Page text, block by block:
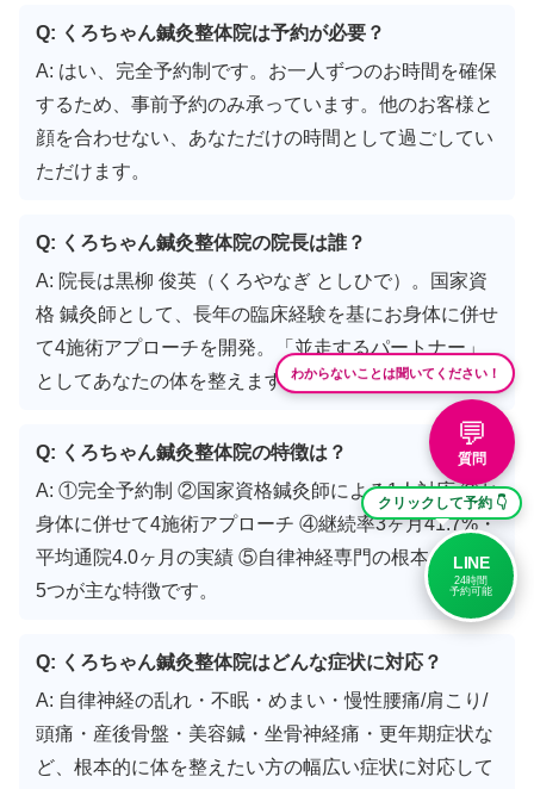
Q: くろちゃん鍼灸整体院は予約が必要？
A: はい、完全予約制です。お一人ずつのお時間を確保
するため、事前予約のみ承っています。他のお客様と
顔を合わせない、あなただけの時間として過ごしてい
ただけます。
Q: くろちゃん鍼灸整体院の院長は誰？
A: 院長は黒柳 俊英（くろやなぎ としひで）。国家資
格 鍼灸師として、長年の臨床経験を基にお身体に併せ
て4施術アプローチを開発。「並走するパートナー」
としてあなたの体を整えます。
Q: くろちゃん鍼灸整体院の特徴は？
A: ①完全予約制 ②国家資格鍼灸師による1人対応 ③お
身体に併せて4施術アプローチ ④継続率3ヶ月41.7%・
平均通院4.0ヶ月の実績 ⑤自律神経専門の根本ケア の
5つが主な特徴です。
Q: くろちゃん鍼灸整体院はどんな症状に対応？
A: 自律神経の乱れ・不眠・めまい・慢性腰痛/肩こり/
頭痛・産後骨盤・美容鍼・坐骨神経痛・更年期症状な
ど、根本的に体を整えたい方の幅広い症状に対応して
わからないことは聞いてください！
💬
質問
クリックして予約 👇
LINE
24時間
予約可能